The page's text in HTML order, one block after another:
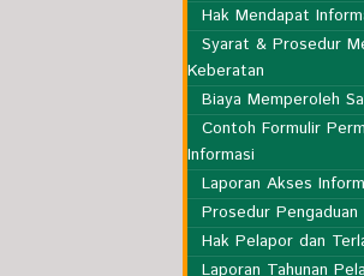
Hak Mendapat
Syarat & Prosedur
Keberatan
Biaya Memperoleh
Contoh Formulir
Informasi
Laporan Akses
Prosedur Pengaduan
Hak Pelapor dan
Laporan Tahunan